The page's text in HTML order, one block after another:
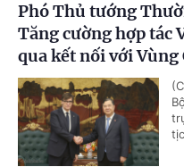
Phó Thủ tướng
Tăng cường hợp tác
qua kết nối với Vùng